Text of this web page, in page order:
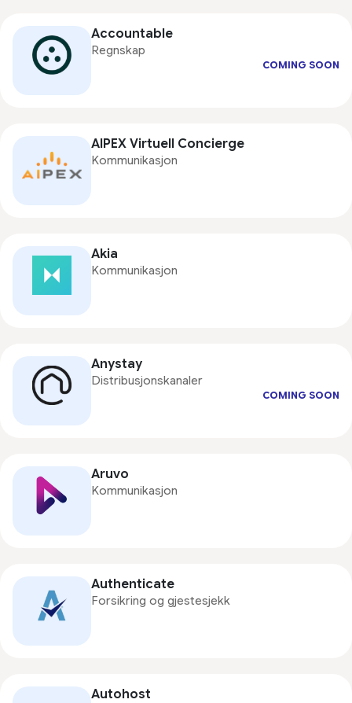
Accountable
Regnskap
COMING SOON
AIPEX Virtuell Concierge
Kommunikasjon
Akia
Kommunikasjon
Anystay
Distribusjonskanaler
COMING SOON
Aruvo
Kommunikasjon
Authenticate
Forsikring og gjestesjekk
Autohost